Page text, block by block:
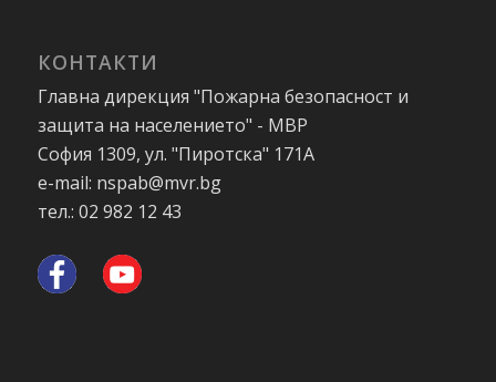
КОНТАКТИ
Главна дирекция "Пожарна безопасност и
защита на населението" - МВР
София 1309, ул. "Пиротска" 171А
e-mail: nspab@mvr.bg
тел.: 02 982 12 43